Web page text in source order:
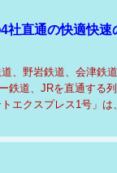
直通の快適快速
、野岩鉄道、会津鉄
鉄道、JRを直通する
エクスプレス1号」は